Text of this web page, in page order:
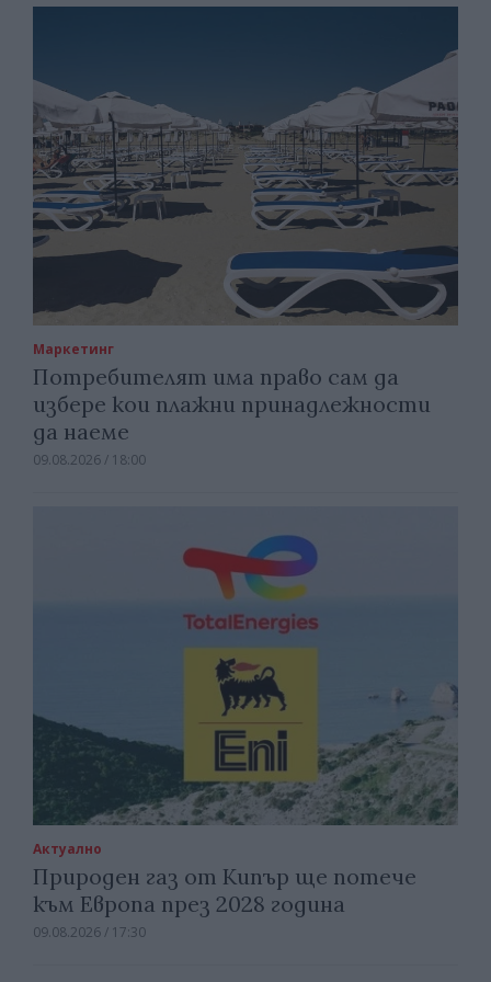
Маркетинг
Потребителят има право сам да
избере кои плажни принадлежности
да наеме
09.08.2026 / 18:00
Актуално
Природен газ от Кипър ще потече
към Европа през 2028 година
09.08.2026 / 17:30